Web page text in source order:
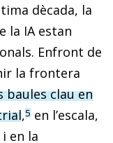
dècada, la
la IA estan
Enfront de
la frontera
baules clau en
,5 en l’escala,
en la